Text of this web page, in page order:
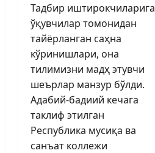
Тадбир иштирокчиларига
ўқувчилар томонидан
тайёрланган саҳна
кўриниш­лари, она
тилимизни мадҳ этувчи
шеърлар манзур бўлди.
Адабий-бадиий кечага
таклиф этилган
Республика мусиқа ва
санъат коллежи